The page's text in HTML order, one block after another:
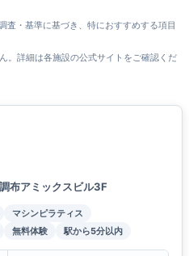
・基準に基づき、特におすすめする項目
。詳細は各施設の公式サイトをご確認くだ
布アミックスビル3F
マシンピラティス
無料体験 駅から5分以内